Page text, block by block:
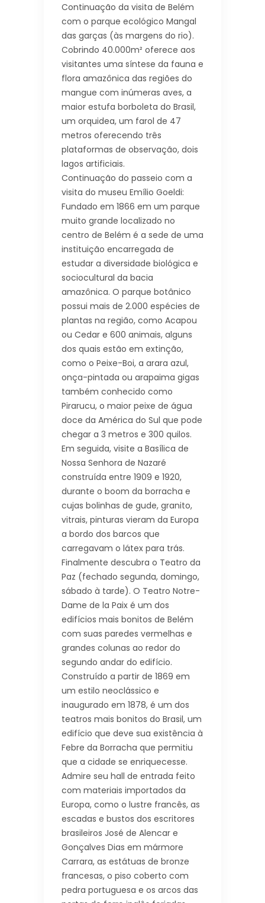
Continuação da visita de Belém
com o parque ecológico Mangal
das garças (às margens do rio).
Cobrindo 40.000m² oferece aos
visitantes uma síntese da fauna e
flora amazônica das regiões do
mangue com inúmeras aves, a
maior estufa borboleta do Brasil,
um orquidea, um farol de 47
metros oferecendo três
plataformas de observação, dois
lagos artificiais.
Continuação do passeio com a
visita do museu Emílio Goeldi:
Fundado em 1866 em um parque
muito grande localizado no
centro de Belém é a sede de uma
instituição encarregada de
estudar a diversidade biológica e
sociocultural da bacia
amazônica. O parque botânico
possui mais de 2.000 espécies de
plantas na região, como Acapou
ou Cedar e 600 animais, alguns
dos quais estão em extinção,
como o Peixe-Boi, a arara azul,
onça-pintada ou arapaima gigas
também conhecido como
Pirarucu, o maior peixe de água
doce da América do Sul que pode
chegar a 3 metros e 300 quilos.
Em seguida, visite a Basílica de
Nossa Senhora de Nazaré
construída entre 1909 e 1920,
durante o boom da borracha e
cujas bolinhas de gude, granito,
vitrais, pinturas vieram da Europa
a bordo dos barcos que
carregavam o látex para trás.
Finalmente descubra o Teatro da
Paz (fechado segunda, domingo,
sábado à tarde). O Teatro Notre-
Dame de la Paix é um dos
edifícios mais bonitos de Belém
com suas paredes vermelhas e
grandes colunas ao redor do
segundo andar do edifício.
Construído a partir de 1869 em
um estilo neoclássico e
inaugurado em 1878, é um dos
teatros mais bonitos do Brasil, um
edifício que deve sua existência à
Febre da Borracha que permitiu
que a cidade se enriquecesse.
Admire seu hall de entrada feito
com materiais importados da
Europa, como o lustre francês, as
escadas e bustos dos escritores
brasileiros José de Alencar e
Gonçalves Dias em mármore
Carrara, as estátuas de bronze
francesas, o piso coberto com
pedra portuguesa e os arcos das